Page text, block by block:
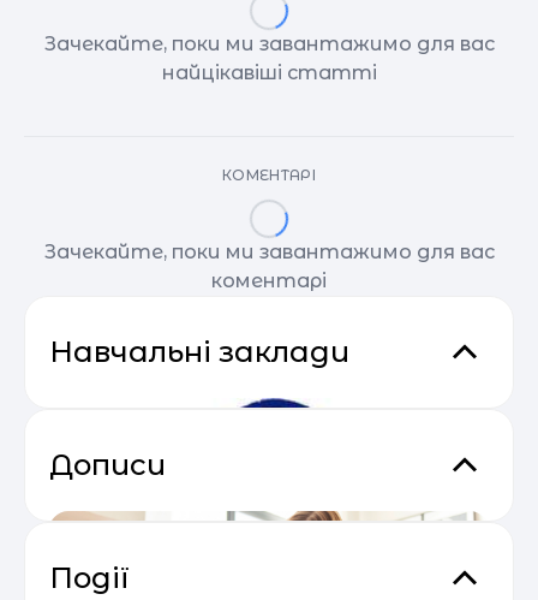
Зачекайте, поки ми завантажимо для вас
найцікавіші статті
КОМЕНТАРІ
Зачекайте, поки ми завантажимо для вас
коментарі
Навчальні заклади
Дописи
Події